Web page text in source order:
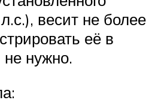
весит не более
её в
нужно.